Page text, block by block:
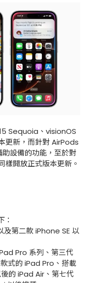
Sequoia、visionOS
新，而針對 AirPods
設備的功能，至於對
開放正式版本更新。
及第二款 iPhone SE 以
Pro 系列、第三代
式的 iPad Pro、搭載
的 iPad Air、第七代